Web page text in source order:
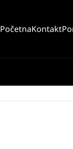
PočetnaKontakt